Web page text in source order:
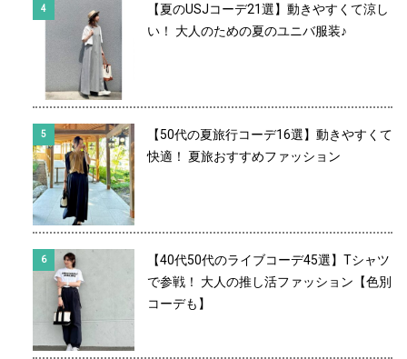
【夏のUSJコーデ21選】動きやすくて涼し
い！ 大人のための夏のユニバ服装♪
【50代の夏旅行コーデ16選】動きやすくて
快適！ 夏旅おすすめファッション
【40代50代のライブコーデ45選】Tシャツ
で参戦！ 大人の推し活ファッション【色別
コーデも】